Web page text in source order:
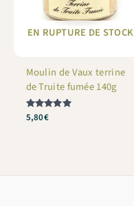
EN RUPTURE DE STOCK
Moulin de Vaux terrine
de Truite fumée 140g
Note
5
5,80€